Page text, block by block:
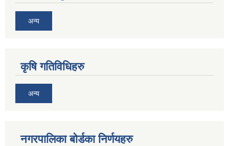
अन्य
कृषि गतिविधिहरु
अन्य
नगरपालिका बोर्डका निर्णयहरु